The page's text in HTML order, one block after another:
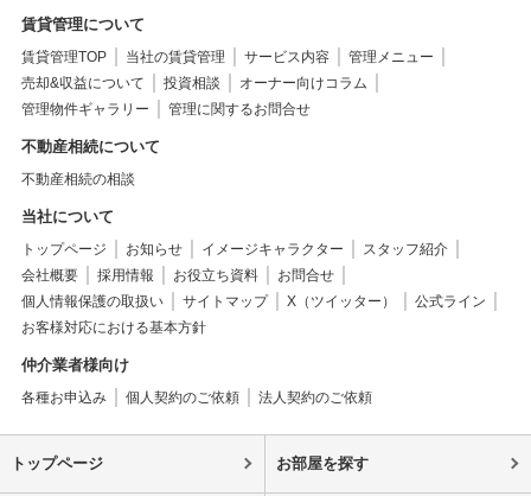
賃貸管理について
賃貸管理TOP 当社の賃貸管理 サービス内容
管理メニュー
売却&収益について
投資相談
オーナー向けコラム
管理物件ギャラリー
管理に関するお問合せ
不動産相続について
不動産相続の相談
当社について
トップページ お知らせ イメージキャラクター
スタッフ紹介
会社概要
採用情報 お役立ち資料
お問合せ
個人情報保護の取扱い
サイトマップ X（ツイッター）
公式ライン
お客様対応における基本方針
仲介業者様向け
各種お申込み 個人契約のご依頼 法人契約のご依頼
トップページ お部屋を探す